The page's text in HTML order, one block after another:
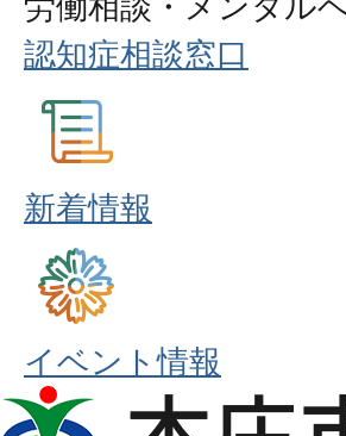
認知症相談窓口
新着情報
イベント情報
本